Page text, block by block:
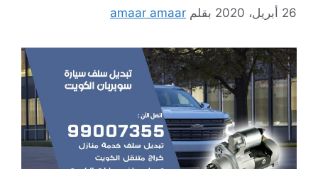
26 أبريل، 2020 بقلم amaar amaar